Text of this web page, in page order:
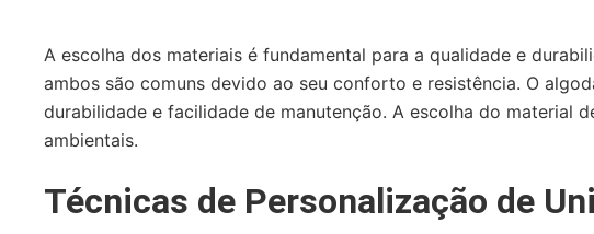
A escolha dos materiais é fundamental para a qualidade e
ambos são comuns devido ao seu conforto e resistência. O
durabilidade e facilidade de manutenção. A escolha do material
ambientais.
Técnicas de Personalização de